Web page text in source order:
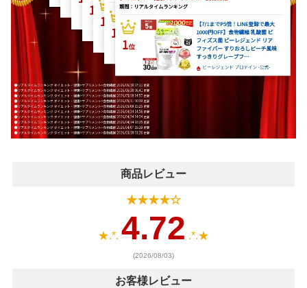
商品レビュー
★★★★☆
★.*. 4.72 .*.★
(2026/08/03)
お客様レビュー